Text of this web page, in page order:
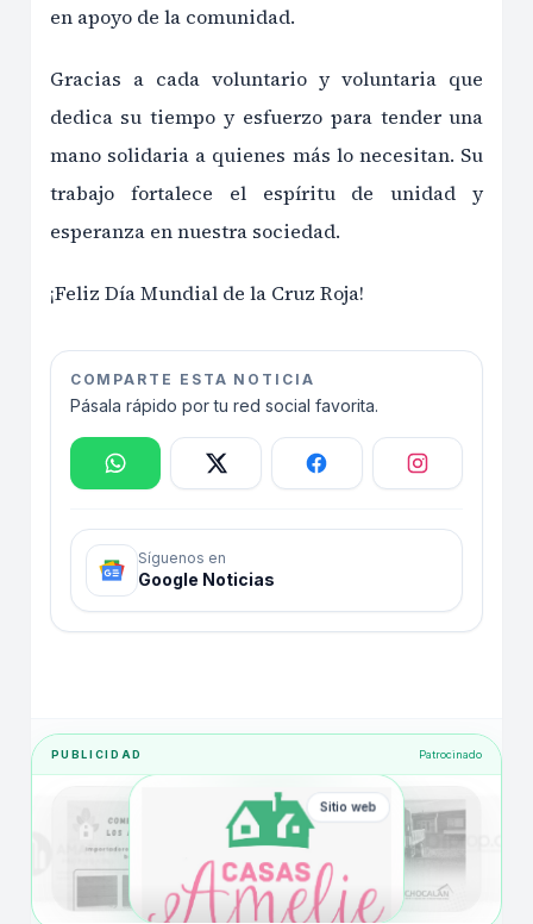
en apoyo de la comunidad.
Gracias a cada voluntario y voluntaria que
dedica su tiempo y esfuerzo para tender una
mano solidaria a quienes más lo necesitan. Su
trabajo fortalece el espíritu de unidad y
esperanza en nuestra sociedad.
¡Feliz Día Mundial de la Cruz Roja!
COMPARTE ESTA NOTICIA
Pásala rápido por tu red social favorita.
Síguenos en
Google Noticias
PUBLICIDAD Patrocinado
Sitio web